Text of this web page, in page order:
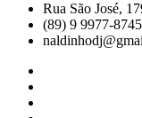
Rua São José,
(89) 9 9977-